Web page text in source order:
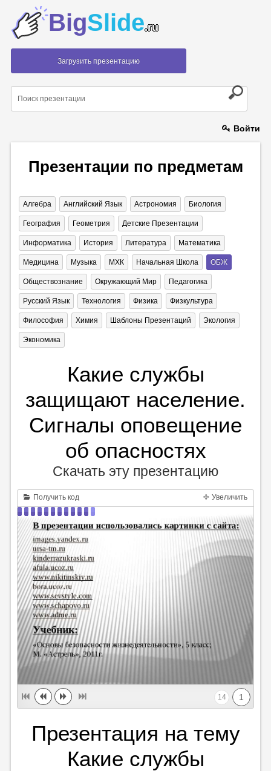
BigSlide.ru
Загрузить презентацию
Войти
Презентации по предметам
Алгебра Английский Язык Астрономия Биология
География Геометрия Детские Презентации
Информатика История Литература Математика
Медицина Музыка МХК Начальная Школа ОБЖ
Обществознание Окружающий Мир Педагогика
Русский Язык Технология Физика Физкультура
Философия Химия Шаблоны Презентаций Экология
Экономика
Какие службы
защищают население.
Сигналы оповещение
об опасностях
Скачать эту презентацию
Получить код Увеличить
1
14
Презентация на тему
Какие службы